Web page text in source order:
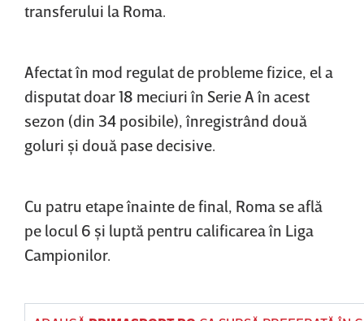
transferului la Roma.
Afectat în mod regulat de probleme fizice, el a
disputat doar 18 meciuri în Serie A în acest
sezon (din 34 posibile), înregistrând două
goluri şi două pase decisive.
Cu patru etape înainte de final, Roma se află
pe locul 6 şi luptă pentru calificarea în Liga
Campionilor.